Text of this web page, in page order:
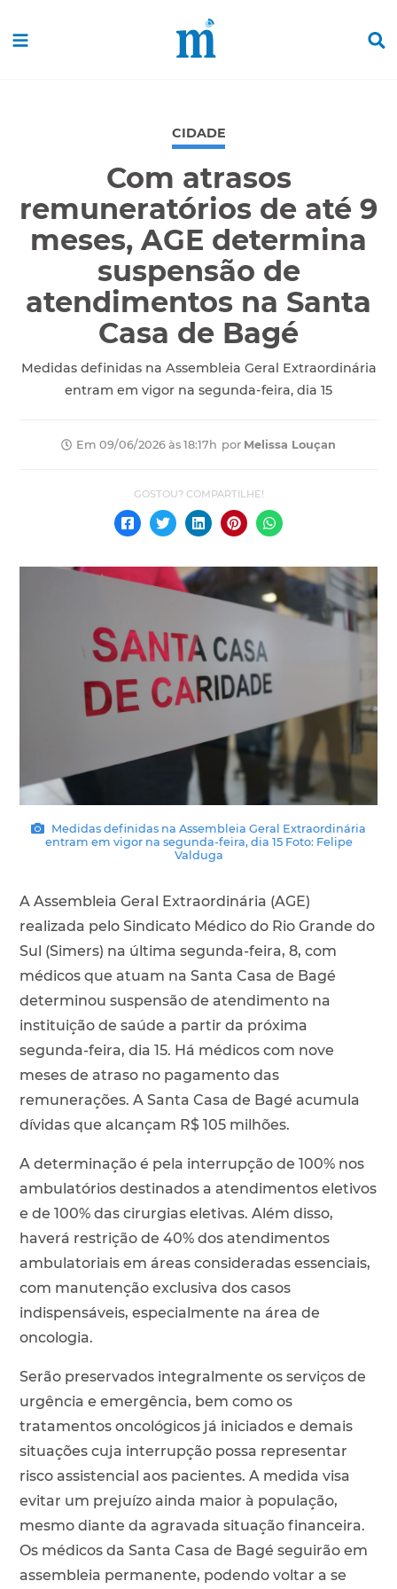
CIDADE
Com atrasos
remuneratórios de até 9
meses, AGE determina
suspensão de
atendimentos na Santa
Casa de Bagé
Medidas definidas na Assembleia Geral Extraordinária
entram em vigor na segunda-feira, dia 15
Em 09/06/2026 às 18:17h por Melissa Louçan
Medidas definidas na Assembleia Geral Extraordinária
entram em vigor na segunda-feira, dia 15 Foto: Felipe
Valduga
A Assembleia Geral Extraordinária (AGE)
realizada pelo Sindicato Médico do Rio Grande do
Sul (Simers) na última segunda-feira, 8, com
médicos que atuam na Santa Casa de Bagé
determinou suspensão de atendimento na
instituição de saúde a partir da próxima
segunda-feira, dia 15. Há médicos com nove
meses de atraso no pagamento das
remunerações. A Santa Casa de Bagé acumula
dívidas que alcançam R$ 105 milhões.
A determinação é pela interrupção de 100% nos
ambulatórios destinados a atendimentos eletivos
e de 100% das cirurgias eletivas. Além disso,
haverá restrição de 40% dos atendimentos
ambulatoriais em áreas consideradas essenciais,
com manutenção exclusiva dos casos
indispensáveis, especialmente na área de
oncologia.
Serão preservados integralmente os serviços de
urgência e emergência, bem como os
tratamentos oncológicos já iniciados e demais
situações cuja interrupção possa representar
risco assistencial aos pacientes. A medida visa
evitar um prejuízo ainda maior à população,
mesmo diante da agravada situação financeira.
Os médicos da Santa Casa de Bagé seguirão em
assembleia permanente, podendo voltar a se